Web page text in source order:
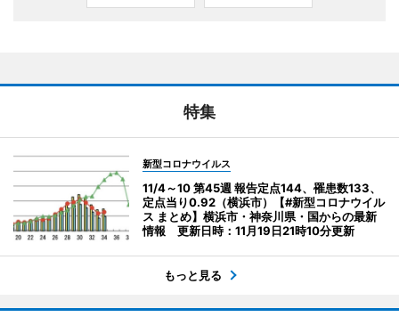
特集
新型コロナウイルス
11/4～10 第45週 報告定点144、罹患数133、
定点当り0.92（横浜市）【#新型コロナウイル
ス まとめ】横浜市・神奈川県・国からの最新
情報 更新日時：11月19日21時10分更新
もっと見る